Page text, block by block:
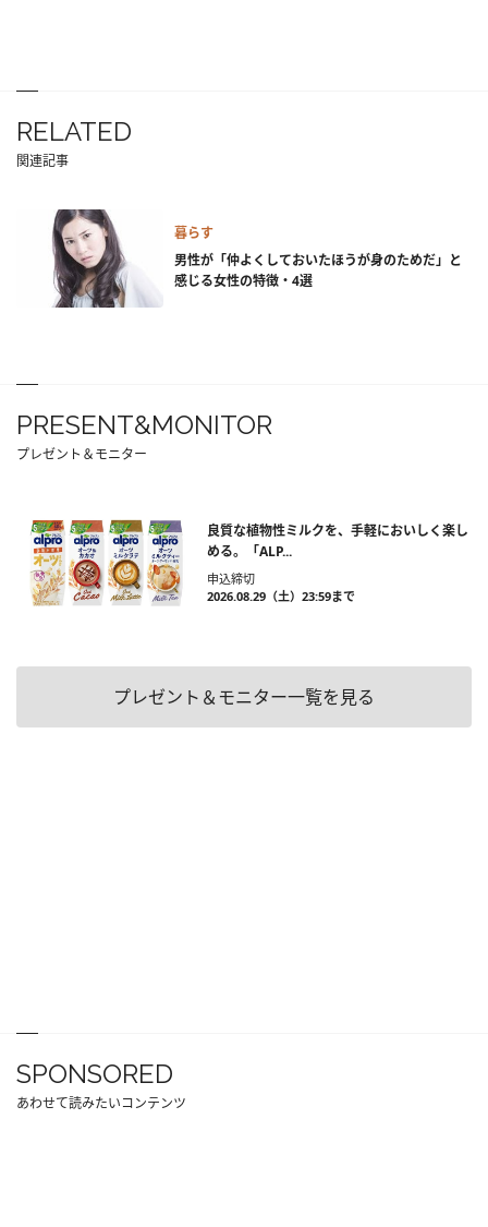
RELATED
関連記事
暮らす
男性が「仲よくしておいたほうが身のためだ」と
感じる女性の特徴・4選
PRESENT&MONITOR
プレゼント＆モニター
良質な植物性ミルクを、手軽においしく楽し
める。「ALP...
申込締切
2026.08.29（土）23:59まで
プレゼント＆モニター一覧を見る
SPONSORED
あわせて読みたいコンテンツ